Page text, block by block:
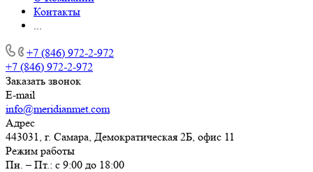
Контакты
...
+7 (846) 972-2-972
+7 (846) 972-2-972
Заказать звонок
E-mail
info@meridianmet.com
Адрес
443031, г. Самара, Демократическая 2Б, офис 11
Режим работы
Пн. – Пт.: с 9:00 до 18:00